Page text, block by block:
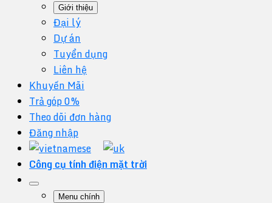
Giới thiệu
Đại lý
Dự án
Tuyển dụng
Liên hệ
Khuyến Mãi
Trả góp 0%
Theo dõi đơn hàng
Đăng nhập
Công cụ tính điện mặt trời
Menu chính